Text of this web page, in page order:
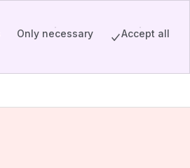
Only necessary Accept all